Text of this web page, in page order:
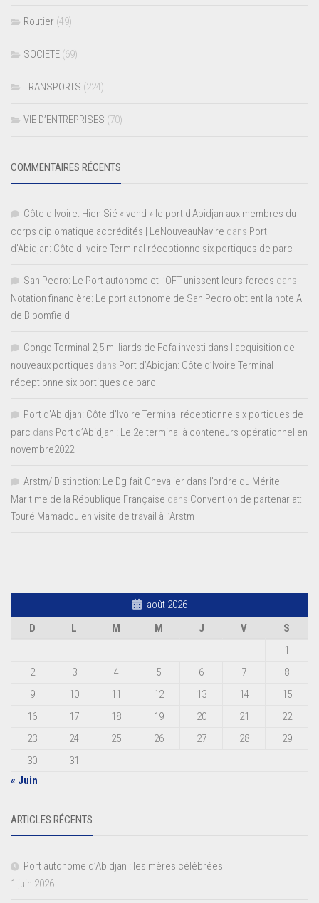
Routier (49)
SOCIETE (69)
TRANSPORTS (224)
VIE D’ENTREPRISES (70)
COMMENTAIRES RÉCENTS
Côte d'Ivoire: Hien Sié « vend » le port d'Abidjan aux membres du
corps diplomatique accrédités | LeNouveauNavire dans Port
d’Abidjan: Côte d’Ivoire Terminal réceptionne six portiques de parc
San Pedro: Le Port autonome et l’OFT unissent leurs forces dans
Notation financière: Le port autonome de San Pedro obtient la note A
de Bloomfield
Congo Terminal 2,5 milliards de Fcfa investi dans l’acquisition de
nouveaux portiques dans Port d’Abidjan: Côte d’Ivoire Terminal
réceptionne six portiques de parc
Port d'Abidjan: Côte d’Ivoire Terminal réceptionne six portiques de
parc dans Port d’Abidjan : Le 2e terminal à conteneurs opérationnel en
novembre2022
Arstm/ Distinction: Le Dg fait Chevalier dans l’ordre du Mérite
Maritime de la République Française dans Convention de partenariat:
Touré Mamadou en visite de travail à l’Arstm
août 2026
D
L M M J V
S
1
2
3 4 5 6 7
8
9
10 11 12 13 14
15
16
17 18 19 20 21
22
23
24 25 26 27 28
29
30
31
« Juin
ARTICLES RÉCENTS
Port autonome d’Abidjan : les mères célébrées
1 juin 2026